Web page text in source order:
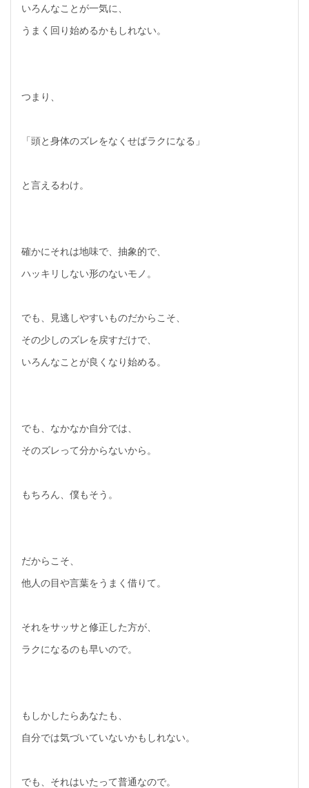
いろんなことが一気に、
うまく回り始めるかもしれない。
つまり、
「頭と身体のズレをなくせばラクになる」
と言えるわけ。
確かにそれは地味で、抽象的で、
ハッキリしない形のないモノ。
でも、見逃しやすいものだからこそ、
その少しのズレを戻すだけで、
いろんなことが良くなり始める。
でも、なかなか自分では、
そのズレって分からないから。
もちろん、僕もそう。
だからこそ、
他人の目や言葉をうまく借りて。
それをサッサと修正した方が、
ラクになるのも早いので。
もしかしたらあなたも、
自分では気づいていないかもしれない。
でも、それはいたって普通なので。